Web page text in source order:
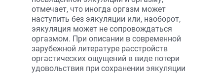
отмечает, что иногда оргазм может
наступить без эякуляции или, наоборот,
эякуляция может не сопровождаться
оргазмом. При описании в современной
зарубежной литературе расстройств
оргастических ощущений в виде потери
удовольствия при сохранении эякуляции